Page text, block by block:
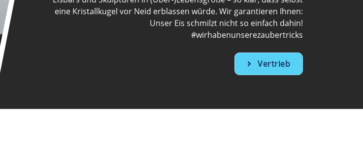
eine Kristallkugel vor Neid erblassen würde. Wir garantieren Ihnen:
Unser Eis schmilzt nicht so einfach dahin!
#wirhabenunserezaubertricks
Vertrieb